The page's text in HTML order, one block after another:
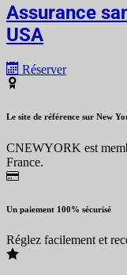
Assurance
USA
Réserver
Le site de référence sur New
CNEWYORK est
France.
Un paiement 100% sécurisé
Réglez facilement et